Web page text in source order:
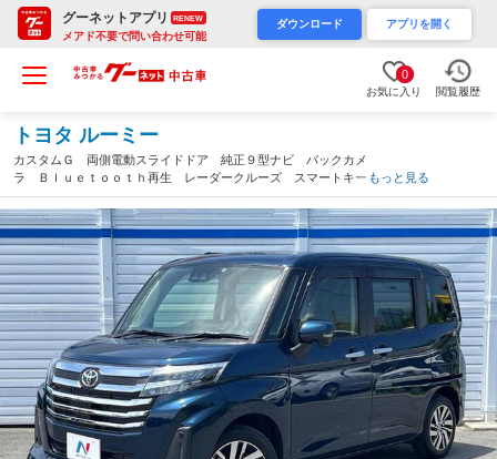
グーネットアプリ RENEW
メアド不要で問い合わせ可能
ダウンロード アプリを開く
0
お気に入り 閲覧履歴
トヨタ ルーミー
カスタムＧ 両側電動スライドドア 純正９型ナビ バックカメ
ラ Ｂｌｕｅｔｏｏｔｈ再生 レーダークルーズ スマートキー
ＬＥＤヘッドライト ＥＴＣ オートライト オートエアコン 純
正１４インチアルミホイール（奈良県）
もっと見る